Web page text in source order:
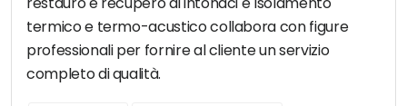
termico e termo-acustico collabora con figure
professionali per fornire al cliente un servizio
completo di qualità.